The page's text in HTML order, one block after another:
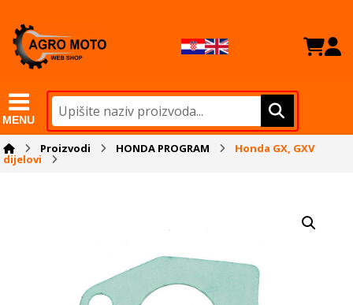
MENU
Proizvodi HONDA PROGRAM Honda GX, GXV
dijelovi